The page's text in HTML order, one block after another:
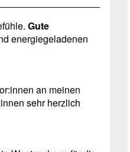
Gute
energiegeladenen
an meinen
sehr herzlich